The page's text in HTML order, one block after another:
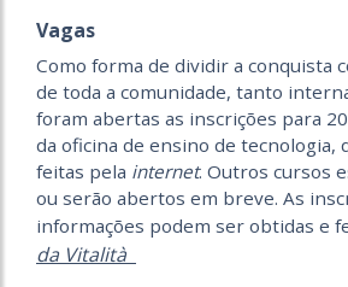
Vagas
Como forma de dividir a conquista
de toda a comunidade, tanto
foram abertas as inscrições para
da oficina de ensino de tecnologia,
feitas pela internet. Outros cursos
ou serão abertos em breve. As
informações podem ser obtidas e
da Vitalità